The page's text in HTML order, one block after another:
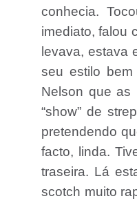
conhecia.
imediato, falou
levava, estava
seu estilo
Nelson que as
“show” de
pretendendo
facto, linda.
traseira. Lá
scotch muito